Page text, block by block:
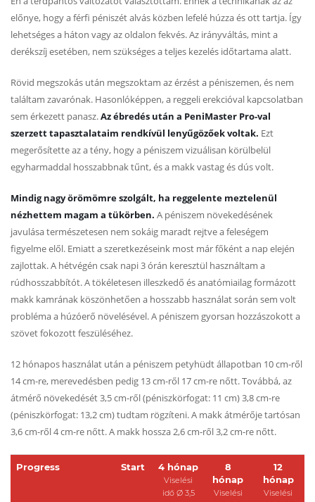
előnye, hogy a férfi péniszét alvás közben lefelé húzza és ott tartja. Így
lehetséges a háton vagy az oldalon fekvés. Az irányváltás, mint a
derékszíj esetében, nem szükséges a teljes kezelés időtartama alatt.
Rövid megszokás után megszoktam az érzést a péniszemen, és nem
találtam zavarónak. Hasonlóképpen, a reggeli erekcióval kapcsolatban
sem érkezett panasz.Az ébredés után a PeniMaster Pro-val
szerzett tapasztalataim rendkívül lenyűgözőek voltak. Ezt
megerősítette az a tény, hogy a péniszem vizuálisan körülbelül
egyharmaddal hosszabbnak tűnt, és a makk vastag és dús volt.
Mindig nagy örömömre szolgált, ha reggelente meztelenül
nézhettem magam a tükörben. A péniszem növekedésének
javulása természetesen nem sokáig maradt rejtve a feleségem
figyelme elől. Emiatt a szeretkezéseink most már főként a nap elején
zajlottak. A hétvégén csak napi 3 órán keresztül használtam a
rúdhosszabbítót. A tökéletesen illeszkedő és anatómiailag formázott
makk kamrának köszönhetően a hosszabb használat során sem volt
probléma a húzóerő növelésével. A péniszem gyorsan hozzászokott a
szövet fokozott feszüléséhez.
12 hónapos használat után a péniszem petyhüdt állapotban 10 cm-ről
14 cm-re, merevedésben pedig 13 cm-ről 17 cm-re nőtt. Továbbá, az
átmérő növekedését 3,5 cm-ről (péniszkörfogat: 11 cm) 3,8 cm-re
(péniszkörfogat: 13,2 cm) tudtam rögzíteni. A makk átmérője tartósan
3,6 cm-ről 4 cm-re nőtt. A makk hossza 2,6 cm-ről 3,2 cm-re nőtt.
Progress Start 4 hónap
Viselési
idő Ø 3,5
8
hónap
Viselési
12
hónap
Viselési